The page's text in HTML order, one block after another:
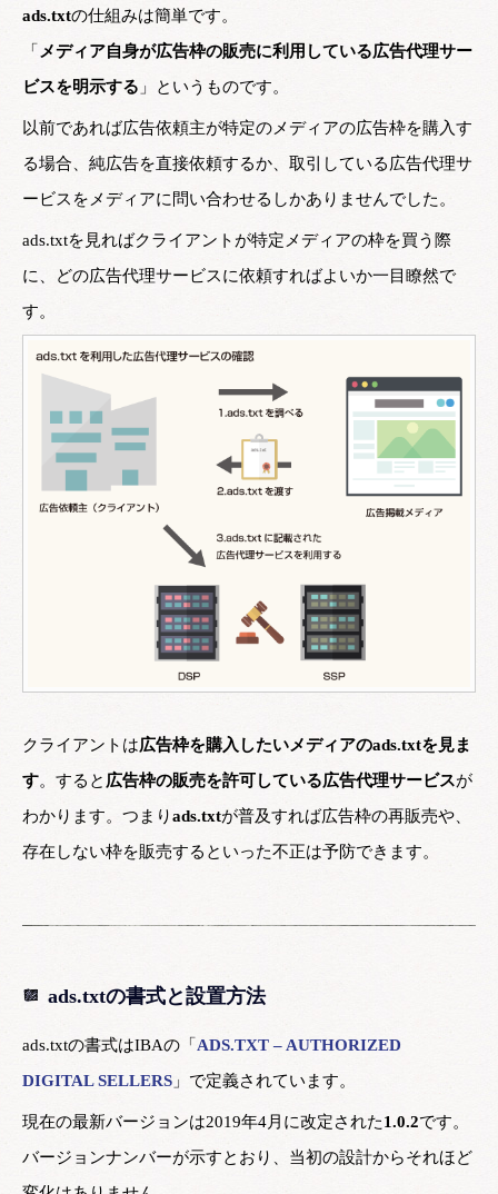
ads.txtの仕組みは簡単です。
「 メディア自身が広告枠の販売に利用している広告代理サー
ビスを明示する 」というものです。
以前であれば広告依頼主が特定のメディアの広告枠を購入す
る場合、純広告を直接依頼するか、取引している広告代理サ
ービスをメディアに問い合わせるしかありませんでした。
ads.txtを見ればクライアントが特定メディアの枠を買う際
に、どの広告代理サービスに依頼すればよいか一目瞭然で
す。
クライアントは広告枠を購入したいメディアのads.txtを見ま
す。すると 広告枠の販売を許可している広告代理サービスが
わかります。つまりads.txtが普及すれば広告枠の再販売や、
存在しない枠を販売するといった不正は予防できます。
ads.txtの書式と設置方法
ads.txtの書式はIBAの「 ADS.TXT – AUTHORIZED
DIGITAL SELLERS 」で定義されています。
現在の最新バージョンは2019年4月に改定された1.0.2です。
バージョンナンバーが示すとおり、当初の設計からそれほど